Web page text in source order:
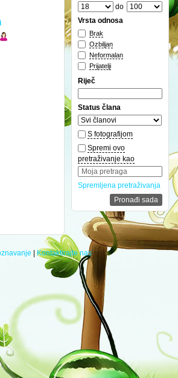
do
Vrsta odnosa
Brak
Ozbiljan
Neformalan
Prijatelji
Riječ
Status člana
S fotografijom
Spremi ovo
pretraživanje kao
Spremljena pretraživanja
|Kontaktirajte nas